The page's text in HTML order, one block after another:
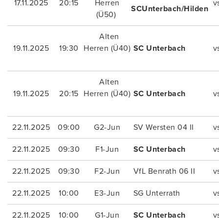
17.11.2025 20:15
Herren
(Ü50)
SCUnterbach/Hilden
19.11.2025 19:30
Alten
Herren (Ü40) SC Unterbach
19.11.2025 20:15
Alten
Herren (Ü40) SC Unterbach
22.11.2025 09:00 G2-Jun SV Wersten 04 II
22.11.2025 09:30 F1-Jun SC Unterbach
22.11.2025 09:30 F2-Jun VfL Benrath 06 II
22.11.2025 10:00 E3-Jun SG Unterrath
22.11.2025 10:00 G1-Jun SC Unterbach